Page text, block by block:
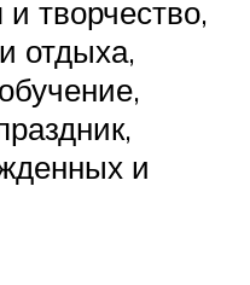
творчество,
отдыха,
и